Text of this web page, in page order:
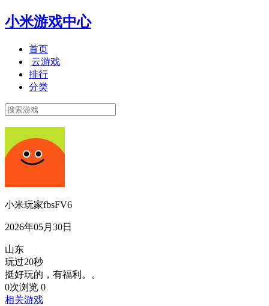
小米游戏中心
首页
云游戏
排行
分类
小米玩家fbsFV6
2026年05月30日
山东
玩过20秒
挺好玩的，有福利。。
0次浏览 0
相关游戏